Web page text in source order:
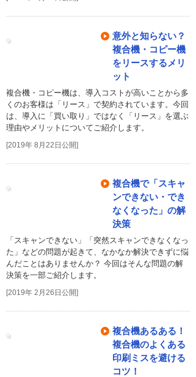
意外と知らない？
複合機・コピー機
をリースするメリ
ット
複合機・コピー機は、導入コストが高いことから多
くのお客様は「リース」で契約されています。今回
は、導入に「買い取り」ではなく「リース」を選ぶ
理由やメリットについてご紹介します。
[2019年 8月22日公開]
複合機で「スキャ
ンできない・でき
なくなった」の解
決策
「スキャンできない」「突然スキャンできなくなっ
た」などの問題が起きて、なかなか解決できずに悩
んだことはありませんか？ 今回はそんな問題の解
決策を一部ご紹介します。
[2019年 2月26日公開]
複合機あるある！
複合機のよくある
印刷ミスを避ける
コツ！